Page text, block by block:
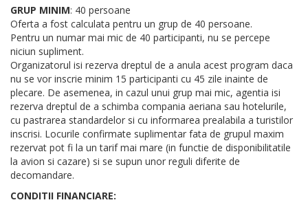
GRUP MINIM: 40 persoane
Oferta a fost calculata pentru un grup de 40 persoane.
Pentru un numar mai mic de 40 participanti, nu se percepe
niciun supliment.
Organizatorul isi rezerva dreptul de a anula acest program daca
nu se vor inscrie minim 15 participanti cu 45 zile inainte de
plecare. De asemenea, in cazul unui grup mai mic, agentia isi
rezerva dreptul de a schimba compania aeriana sau hotelurile,
cu pastrarea standardelor si cu informarea prealabila a turistilor
inscrisi. Locurile confirmate suplimentar fata de grupul maxim
rezervat pot fi la un tarif mai mare (in functie de disponibilitatile
la avion si cazare) si se supun unor reguli diferite de
decomandare.
CONDITII FINANCIARE: